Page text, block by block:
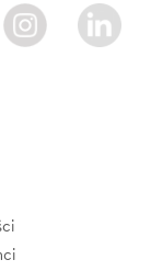
Instagram LinkedIn